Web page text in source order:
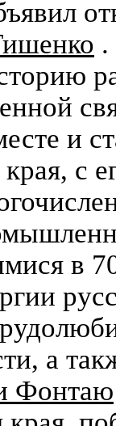
.
и
края, с
в
а
Фонтаю